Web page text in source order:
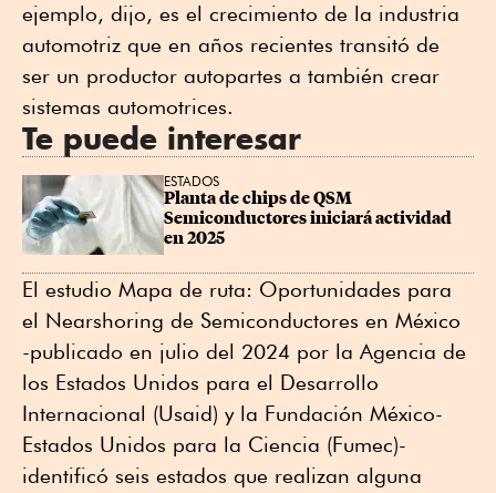
ejemplo, dijo, es el crecimiento de la industria
automotriz que en años recientes transitó de
ser un productor autopartes a también crear
sistemas automotrices.
Te puede interesar
ESTADOS
Planta de chips de QSM
Semiconductores iniciará actividad
en 2025
El estudio Mapa de ruta: Oportunidades para
el Nearshoring de Semiconductores en México
-publicado en julio del 2024 por la Agencia de
los Estados Unidos para el Desarrollo
Internacional (Usaid) y la Fundación México-
Estados Unidos para la Ciencia (Fumec)-
identificó seis estados que realizan alguna